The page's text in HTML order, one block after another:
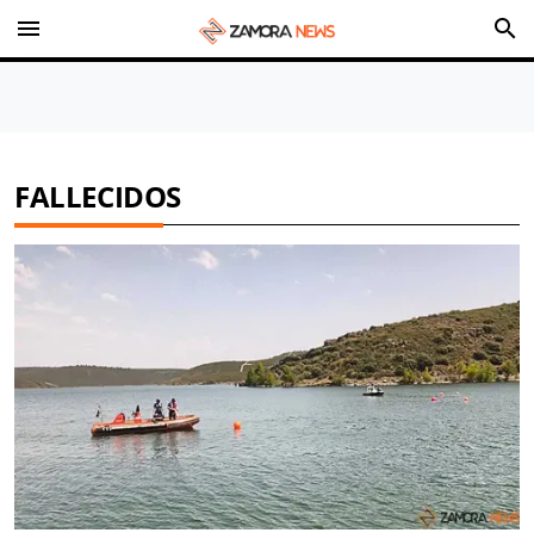
menu search
FALLECIDOS